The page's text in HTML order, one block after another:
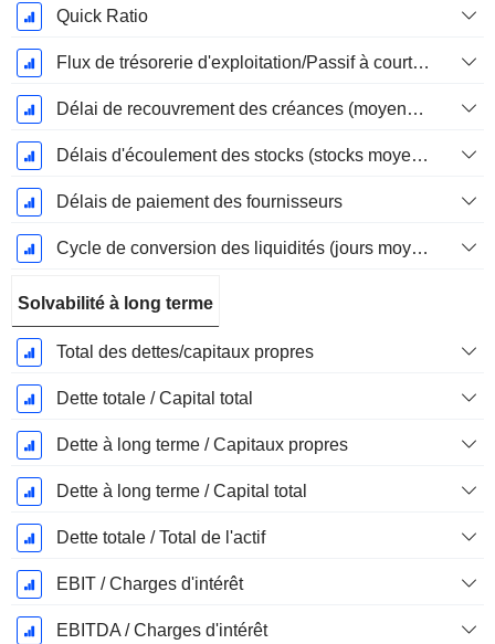
Quick Ratio
Flux de trésorerie d'exploitation/Passif à court terme
Délai de recouvrement des créances (moyenne des créances)
Délais d'écoulement des stocks (stocks moyens)
Délais de paiement des fournisseurs
Cycle de conversion des liquidités (jours moyens)
Solvabilité à long terme
Total des dettes/capitaux propres
Dette totale / Capital total
Dette à long terme / Capitaux propres
Dette à long terme / Capital total
Dette totale / Total de l'actif
EBIT / Charges d'intérêt
EBITDA / Charges d'intérêt